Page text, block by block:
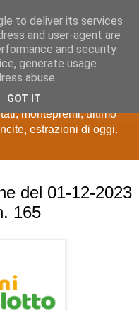
10 e lotto,
montepremi, ultimo
estrazioni di oggi.
del 01-12-2023
165
to deliver its services
and user-agent are
and security
generate usage
abuse.
GOT IT